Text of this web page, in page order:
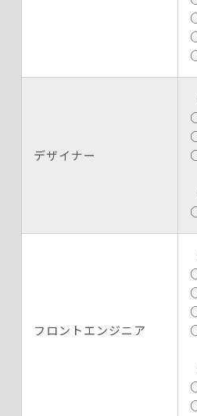
デザイナー
フロントエンジニア